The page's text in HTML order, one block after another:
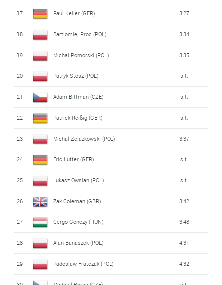
17 Paul Keller (GER) 3:27
18 Bartlomiej Proc (POL) 3:34
19 Michal Pomorski (POL) 3:35
20 Patryk Stosz (POL) s.t.
21 Adam Bittman (CZE) s.t.
22 Patrick Reißig (GER) s.t.
23 Michal Zelazkowski (POL) 3:37
24 Eric Lutter (GER) s.t.
25 Lukasz Owsian (POL) s.t.
26 Zak Coleman (GBR) 3:42
27 Gergo Gonczy (HUN) 3:48
28 Alan Banaszek (POL) 4:31
29 Radoslaw Fratczak (POL) 4:32